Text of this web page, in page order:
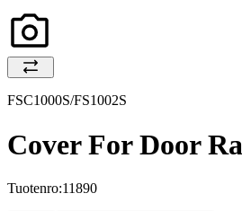
FSC1000S/FS1002S
Cover For Door
Tuotenro:11890